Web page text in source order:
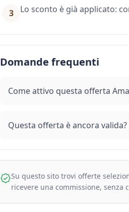
3 Lo sconto è già applicato:
Domande frequenti
Come attivo questa offerta
Questa offerta è ancora valida?
Su questo sito trovi offerte
ricevere una commissione, senza